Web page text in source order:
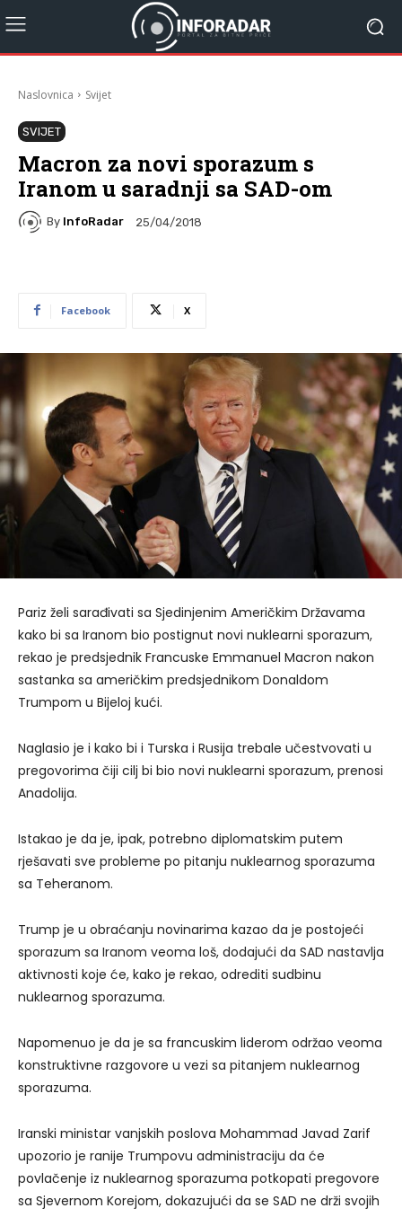
Naslovnica Svijet
SVIJET
Macron za novi sporazum s
Iranom u saradnji sa SAD-om
By InfoRadar 25/04/2018
Facebook X
Pariz želi sarađivati sa Sjedinjenim Američkim Državama
kako bi sa Iranom bio postignut novi nuklearni sporazum,
rekao je predsjednik Francuske Emmanuel Macron nakon
sastanka sa američkim predsjednikom Donaldom
Trumpom u Bijeloj kući.
Naglasio je i kako bi i Turska i Rusija trebale učestvovati u
pregovorima čiji cilj bi bio novi nuklearni sporazum, prenosi
Anadolija.
Istakao je da je, ipak, potrebno diplomatskim putem
rješavati sve probleme po pitanju nuklearnog sporazuma
sa Teheranom.
Trump je u obraćanju novinarima kazao da je postojeći
sporazum sa Iranom veoma loš, dodajući da SAD nastavlja
aktivnosti koje će, kako je rekao, odrediti sudbinu
nuklearnog sporazuma.
Napomenuo je da je sa francuskim liderom održao veoma
konstruktivne razgovore u vezi sa pitanjem nuklearnog
sporazuma.
Iranski ministar vanjskih poslova Mohammad Javad Zarif
upozorio je ranije Trumpovu administraciju da će
povlačenje iz nuklearnog sporazuma potkopati pregovore
sa Sjevernom Korejom, dokazujući da se SAD ne drži svojih